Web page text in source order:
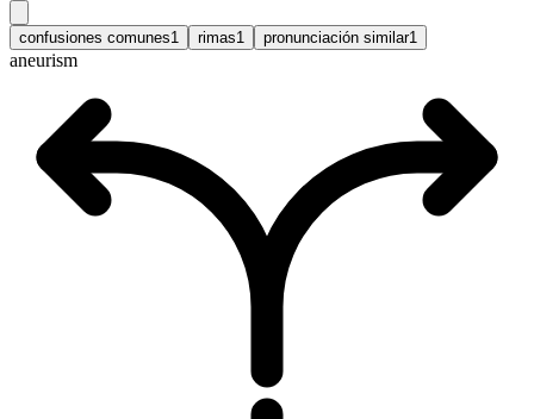
confusiones comunes1 rimas1 pronunciación similar1
aneurism